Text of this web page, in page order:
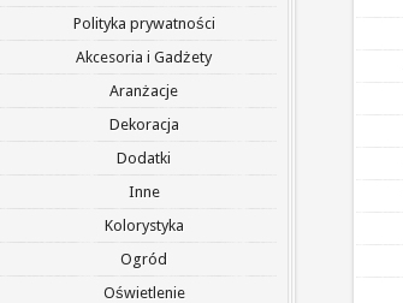
Polityka prywatności
Akcesoria i Gadżety
Aranżacje
Dekoracja
Dodatki
Inne
Kolorystyka
Ogród
Oświetlenie